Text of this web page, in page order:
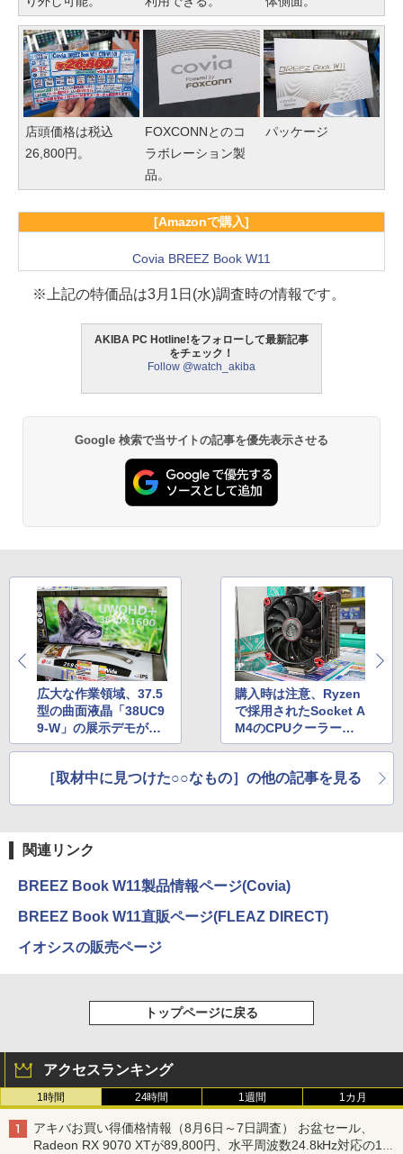
店頭価格は税込
26,800円。
FOXCONNとのコ
ラボレーション製
品。
パッケージ
[Amazonで購入]
Covia BREEZ Book W11
※上記の特価品は3月1日(水)調査時の情報です。
AKIBA PC Hotline!をフォローして最新記事
をチェック！
Follow @watch_akiba
Google 検索で当サイトの記事を優先表示させる
広大な作業領域、37.5
型の曲面液晶「38UC9
9-W」の展示デモがス
タート、ツクモ
購入時は注意、Ryzen
で採用されたSocket A
M4のCPUクーラー対
応状況
［取材中に見つけた○○なもの］の他の記事を見る
関連リンク
BREEZ Book W11製品情報ページ(Covia)
BREEZ Book W11直販ページ(FLEAZ DIRECT)
イオシスの販売ページ
トップページに戻る
アクセスランキング
1時間 24時間 1週間 1カ月
アキバお買い得価格情報（8月6日～7日調査） お盆セール、
Radeon RX 9070 XTが89,800円、水平周波数24.8kHz対応の17